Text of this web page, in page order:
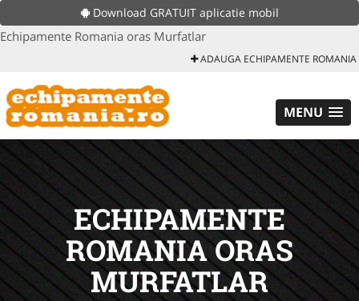
Download GRATUIT aplicatie mobil
Echipamente Romania oras Murfatlar
ADAUGA ECHIPAMENTE ROMANIA
MENU
ECHIPAMENTE
ROMANIA ORAS
MURFATLAR